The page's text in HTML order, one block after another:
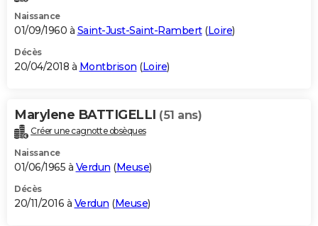
Naissance
01/09/1960 à Saint-Just-Saint-Rambert(Loire)
Décès
20/04/2018 à Montbrison (Loire)
Marylene BATTIGELLI (51 ans)
Créer une cagnotte obsèques
Naissance
01/06/1965 à Verdun (Meuse)
Décès
20/11/2016 à Verdun (Meuse)